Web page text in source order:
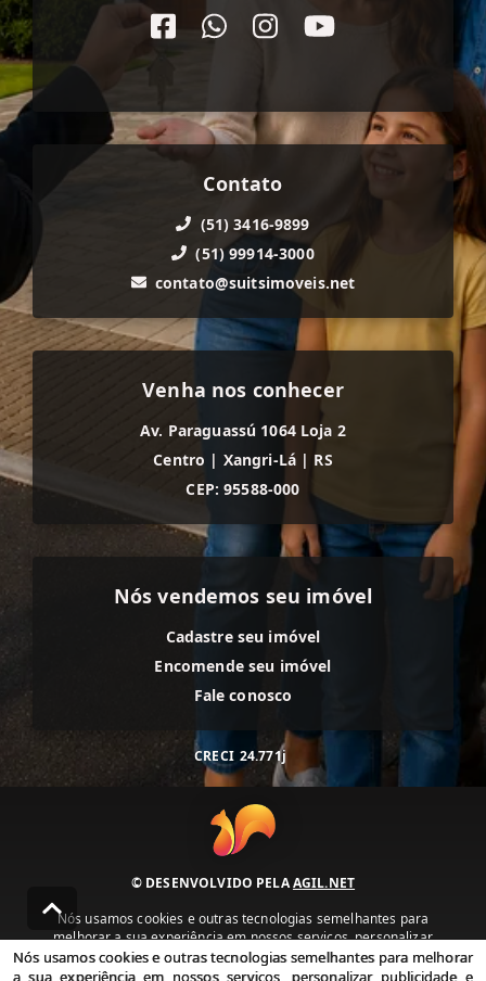
Contato
(51) 3416-9899
(51) 99914-3000
contato@suitsimoveis.net
Venha nos conhecer
Av. Paraguassú 1064 Loja 2
Centro | Xangri-Lá | RS
CEP: 95588-000
Nós vendemos seu imóvel
Cadastre seu imóvel
Encomende seu imóvel
Fale conosco
CRECI 24.771j
© DESENVOLVIDO PELAAGIL.NET
Nós usamos cookies e outras tecnologias semelhantes para
melhorar a sua experiência em nossos serviços, personalizar
publicidade e recomendar conteúdo de seu interesse. Ao utilizar
nossos serviços, você concorda com nossa política de privacidade e
Nós usamos cookies e outras tecnologias semelhantes para melhorar
a sua experiência em nossos serviços, personalizar publicidade e